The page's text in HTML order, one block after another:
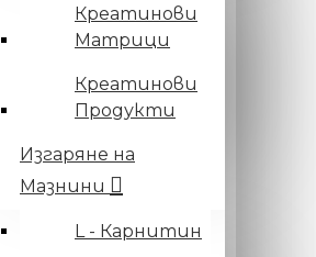
Креатинови
Матрици
Креатинови
Продукти
Изгаряне на
Мазнини
L - Карнитин